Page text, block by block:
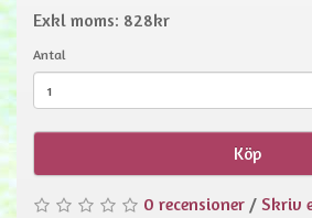
Exkl moms: 828kr
Antal
Köp
0 recensioner / Skriv